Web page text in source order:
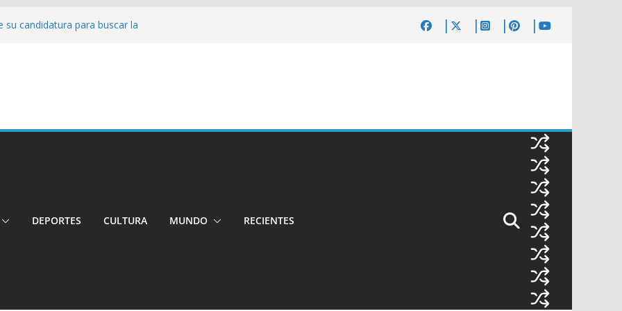
su candidatura para buscar la
Investigan crimen de un hombre en el
e incidentes marcaron la
DEPORTES CULTURA MUNDO RECIENTES